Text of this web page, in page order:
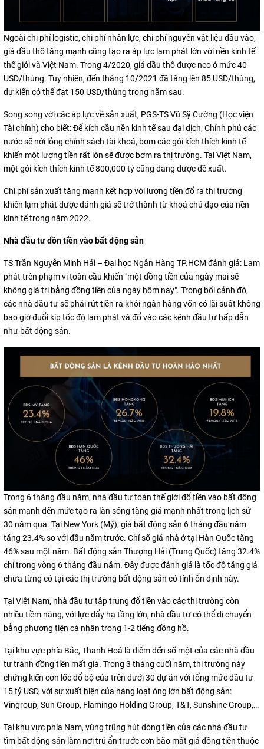
Ngoài chi phí logistic, chi phí nhân lực, chi phí nguyên vật liệu đầu vào,
giá dầu thô tăng mạnh cũng tạo ra áp lực lạm phát lớn với nền kinh tế
thế giới và Việt Nam. Trong 4/2020, giá dầu thô được neo ở mức 40
USD/thùng. Tuy nhiên, đến tháng 10/2021 đã tăng lên 85 USD/thùng,
dự kiến có thể đạt 150 USD/thùng trong năm sau.
Song song với các áp lực về sản xuất, PGS-TS Vũ Sỹ Cường (Học viện
Tài chính) cho biết: Để kích cầu nền kinh tế sau đại dịch, Chính phủ các
nước sẽ nới lỏng chính sách tài khoá, bơm các gói kích thích kinh tế
khiến một lượng tiền rất lớn sẽ được bơm ra thị trường. Tại Việt Nam,
một gói kích thích kinh tế 800,000 tỷ cũng đang được đề xuất.
Chi phí sản xuất tăng mạnh kết hợp với lượng tiền đổ ra thị trường
khiến lạm phát được đánh giá sẽ trở thành từ khoá chủ đạo của nền
kinh tế trong năm 2022.
Nhà đầu tư dồn tiền vào bất động sản
TS Trần Nguyễn Minh Hải – Đại học Ngân Hàng TP.HCM đánh giá: Lạm
phát trên phạm vi toàn cầu khiến "một đồng tiền của ngày mai sẽ
không giá trị bằng đồng tiền của ngày hôm nay". Trong bối cảnh đó,
các nhà đầu tư sẽ phải rút tiền ra khỏi ngân hàng vốn có lãi suất không
bao giờ đuổi kịp tốc độ lạm phát và đổ vào các kênh đầu tư hấp dẫn
như bất động sản.
Trong 6 tháng đầu năm, nhà đầu tư toàn thế giới đổ tiền vào bất động
sản mạnh đến mức tạo ra làn sóng tăng giá mạnh nhất trong lịch sử
30 năm qua. Tại New York (Mỹ), giá bất động sản 6 tháng đầu năm
tăng 23.4% so với đầu năm trước. Chỉ số giá nhà ở tại Hàn Quốc tăng
46% sau một năm. Bất động sản Thượng Hải (Trung Quốc) tăng 32.4%
chỉ trong vòng 6 tháng đầu năm. Đây được đánh giá là tốc độ tăng giá
chưa từng có tại các thị trường bất động sản có tính ổn định này.
Tại Việt Nam, nhà đầu tư tập trung đổ tiền vào các thị trường còn
nhiều tiềm năng, với lực đẩy hạ tầng lớn, nhà đầu tư có thể di chuyển
bằng phương tiện cá nhân trong 1-2 tiếng đồng hồ.
Tại khu vực phía Bắc, Thanh Hoá là điểm đến số một của các nhà đầu
tư tránh đồng tiền mất giá. Trong 3 tháng cuối năm, thị trường này
chứng kiến cơn lốc đổ bộ của trên dưới 30 dự án với tổng mức đầu tư
15 tỷ USD, với sự xuất hiện của hàng loạt ông lớn bất động sản:
Vingroup, Sun Group, Flamingo Holding Group, T&T, Sunshine Group,…
Tại khu vực phía Nam, vùng trũng hút dòng tiền của các nhà đầu tư
tìm bất động sản làm nơi trú ẩn trước cơn bão mất giá đồng tiền thuộc